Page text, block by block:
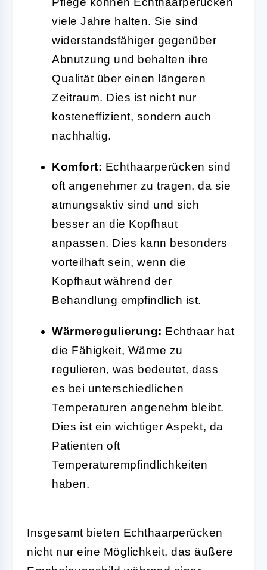
viele Jahre halten. Sie sind
widerstandsfähiger gegenüber
Abnutzung und behalten ihre
Qualität über einen längeren
Zeitraum. Dies ist nicht nur
kosteneffizient, sondern auch
nachhaltig.
Komfort: Echthaarperücken sind
oft angenehmer zu tragen, da sie
atmungsaktiv sind und sich
besser an die Kopfhaut
anpassen. Dies kann besonders
vorteilhaft sein, wenn die
Kopfhaut während der
Behandlung empfindlich ist.
Wärmeregulierung: Echthaar hat
die Fähigkeit, Wärme zu
regulieren, was bedeutet, dass
es bei unterschiedlichen
Temperaturen angenehm bleibt.
Dies ist ein wichtiger Aspekt, da
Patienten oft
Temperaturempfindlichkeiten
haben.
Insgesamt bieten Echthaarperücken
nicht nur eine Möglichkeit, das äußere